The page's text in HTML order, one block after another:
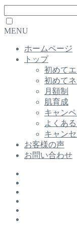
MENU
ホームページ
トップ
初めて
初めて
月額制
肌育成
キャン
よくあ
キャン
お客様の声
お問い合わせ